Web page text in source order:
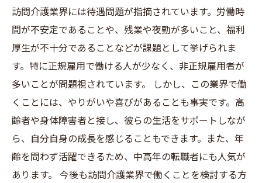
訪問介護業界には待遇問題が指摘されています。労働時
間が不安定であることや、残業や夜勤が多いこと、福利
厚生が不十分であることなどが課題として挙げられま
す。特に正規雇用で働ける人が少なく、非正規雇用者が
多いことが問題視されています。 しかし、この業界で働
くことには、やりがいや喜びがあることも事実です。高
齢者や身体障害者と接し、彼らの生活をサポートしなが
ら、自分自身の成長を感じることもできます。また、年
齢を問わず活躍できるため、中高年の転職者にも人気が
あります。 今後も訪問介護業界で働くことを検討する方